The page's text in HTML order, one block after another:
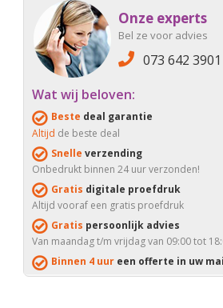
Onze experts
Bel ze voor advies
073 642 3901
Wat wij beloven:
Beste deal garantie
Altijd de beste deal
Snelle verzending
Onbedrukt binnen 24 uur verzonden!
Gratis digitale proefdruk
Altijd vooraf een gratis proefdruk
Gratis persoonlijk advies
Van maandag t/m vrijdag van 09:00 tot
Binnen 4 uur een offerte in uw